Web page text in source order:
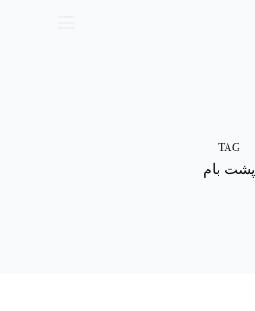
TAG
پشت بام